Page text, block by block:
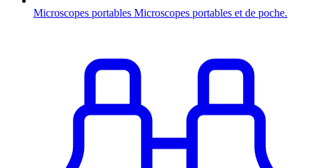
Microscopes portables Microscopes portables et de poche.